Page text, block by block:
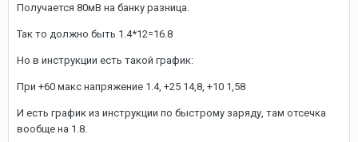
Получается 80мВ на банку разница.
Так то должно быть 1.4*12=16.8
Но в инструкции есть такой график:
При +60 макс напряжение 1.4, +25 14,8, +10 1,58
И есть график из инструкции по быстрому заряду, там отсечка
вообще на 1.8.